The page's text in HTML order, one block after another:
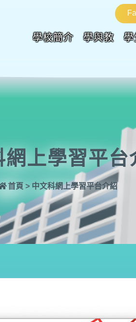
學校簡介 學與教 學
網上學習平台
首頁 > 中文科網上學習平台介紹